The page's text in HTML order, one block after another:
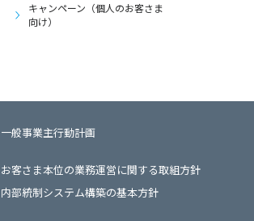
キャンペーン（個人のお客さま
向け）
一般事業主行動計画
お客さま本位の業務運営に関する取組方針
内部統制システム構築の基本方針